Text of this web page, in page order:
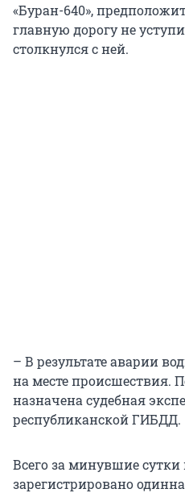
«Буран-640»,
главную дорогу не
столкнулся с ней.
– В результате аварии
на месте происшествия.
назначена судебная
республиканской ГИБДД.
Всего за минувшие сутки
зарегистрировано